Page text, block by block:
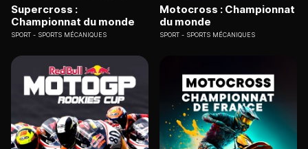
Supercross :
Championnat du monde
SPORT SPORTS MÉCANIQUES
Motocross : Championnat
du monde
SPORT SPORTS MÉCANIQUES